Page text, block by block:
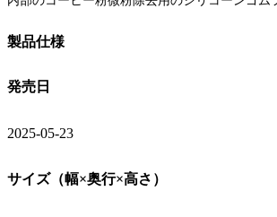
製品仕様
発売日
2025-05-23
サイズ（幅×奥行×高さ）